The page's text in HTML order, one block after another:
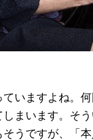
ていますよね。
まいます。そ
うですが、「